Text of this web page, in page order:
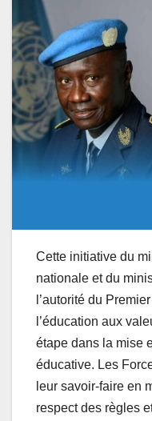
Cette initiative du
nationale et du
l’autorité du
l’éducation aux
étape dans la mise
éducative. Les
leur savoir-faire en
respect des règles